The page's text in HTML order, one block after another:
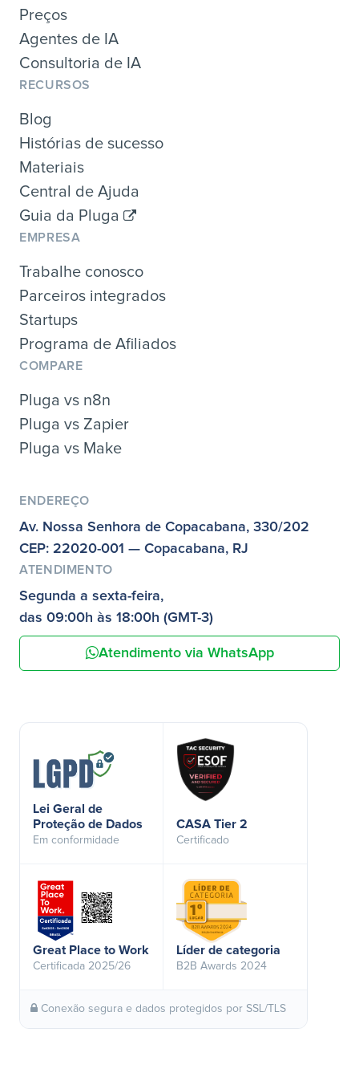
Preços
Agentes de IA
Consultoria de IA
RECURSOS
Blog
Histórias de sucesso
Materiais
Central de Ajuda
Guia da Pluga
EMPRESA
Trabalhe conosco
Parceiros integrados
Startups
Programa de Afiliados
COMPARE
Pluga vs n8n
Pluga vs Zapier
Pluga vs Make
ENDEREÇO
Av. Nossa Senhora de Copacabana, 330/202
CEP: 22020-001 — Copacabana, RJ
ATENDIMENTO
Segunda a sexta-feira,
das 09:00h às 18:00h (GMT-3)
Atendimento via WhatsApp
Lei Geral de
Proteção de Dados
Em conformidade
CASA Tier 2
Certificado
Great Place to Work
Certificada 2025/26
Líder de categoria
B2B Awards 2024
Conexão segura e dados protegidos por SSL/TLS